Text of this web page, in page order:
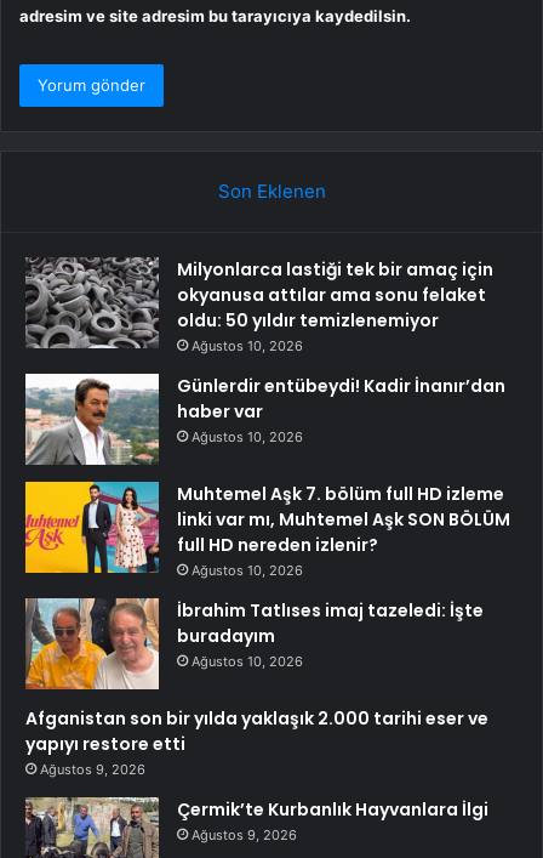
adresim ve site adresim bu tarayıcıya kaydedilsin.
Son Eklenen
Milyonlarca lastiği tek bir amaç için
okyanusa attılar ama sonu felaket
oldu: 50 yıldır temizlenemiyor
Ağustos 10, 2026
Günlerdir entübeydi! Kadir İnanır’dan
haber var
Ağustos 10, 2026
Muhtemel Aşk 7. bölüm full HD izleme
linki var mı, Muhtemel Aşk SON BÖLÜM
full HD nereden izlenir?
Ağustos 10, 2026
İbrahim Tatlıses imaj tazeledi: İşte
buradayım
Ağustos 10, 2026
Afganistan son bir yılda yaklaşık 2.000 tarihi eser ve
yapıyı restore etti
Ağustos 9, 2026
Çermik’te Kurbanlık Hayvanlara İlgi
Ağustos 9, 2026